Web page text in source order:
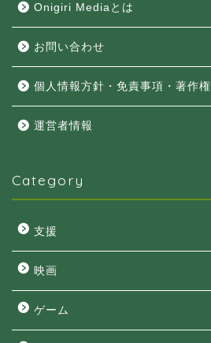
Onigiri Mediaとは
お問い合わせ
個人情報方針・免責事項・著作権
運営者情報
Category
支援
映画
ゲーム